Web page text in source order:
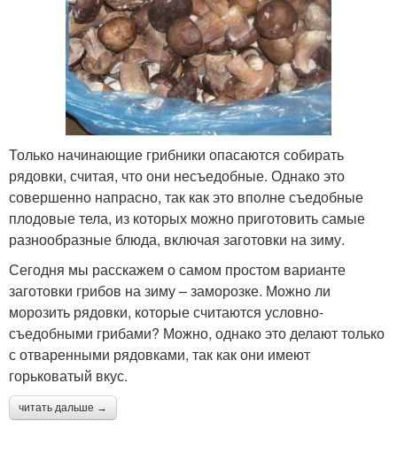
Только начинающие грибники опасаются собирать
рядовки, считая, что они несъедобные. Однако это
совершенно напрасно, так как это вполне съедобные
плодовые тела, из которых можно приготовить самые
разнообразные блюда, включая заготовки на зиму.
Сегодня мы расскажем о самом простом варианте
заготовки грибов на зиму – заморозке. Можно ли
морозить рядовки, которые считаются условно-
съедобными грибами? Можно, однако это делают только
с отваренными рядовками, так как они имеют
горьковатый вкус.
читать дальше →